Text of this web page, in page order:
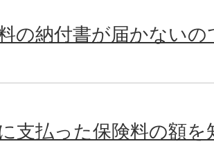
の納付書が届かないの
支払った保険料の額